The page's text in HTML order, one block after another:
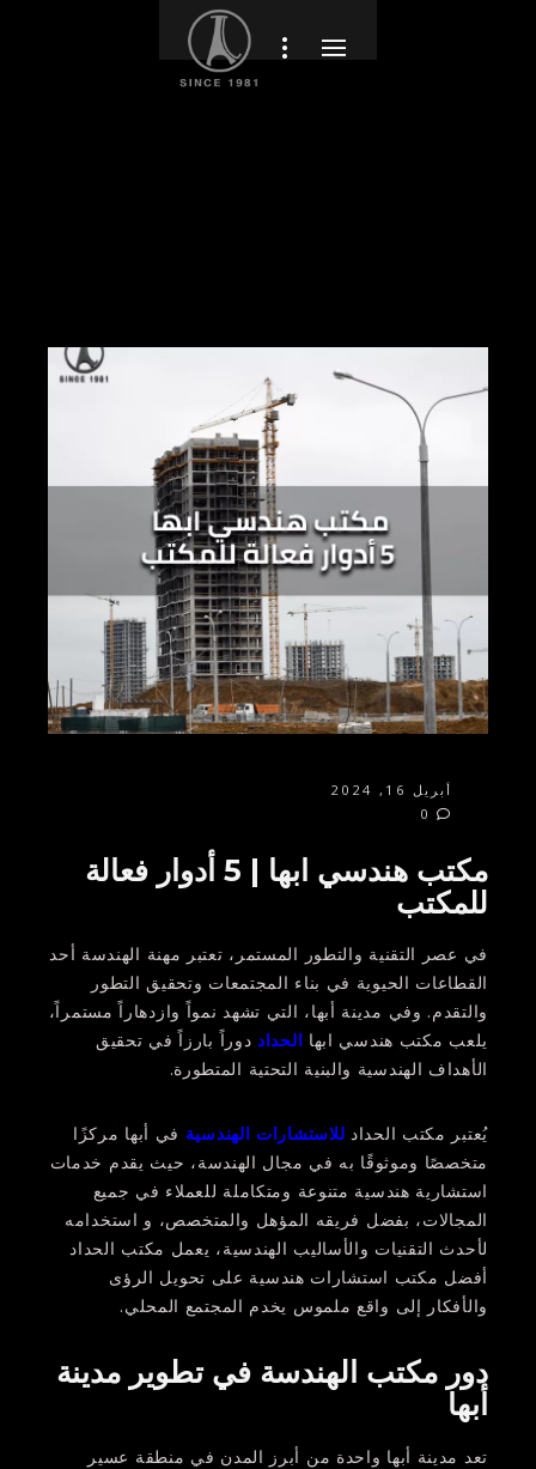
أبريل 16, 2024
مكتب هندسي ابها | 5 أدوار فعالة
للمكتب
في عصر التقنية والتطور المستمر، تعتبر مهنة الهندسة أحد
القطاعات الحيوية في بناء المجتمعات وتحقيق التطور
والتقدم. وفي مدينة أبها، التي تشهد نمواً وازدهاراً مستمراً،
يلعب مكتب هندسي ابها الحداددوراً بارزاً في تحقيق
الأهداف الهندسية والبنية التحتية المتطورة.
يُعتبر مكتب الحداد للاستشارات الهندسية في أبها مركزًا
متخصصًا وموثوقًا به في مجال الهندسة، حيث يقدم خدمات
استشارية هندسية متنوعة ومتكاملة للعملاء في جميع
المجالات، بفضل فريقه المؤهل والمتخصص، و استخدامه
لأحدث التقنيات والأساليب الهندسية، يعمل مكتب الحداد
أفضل مكتب استشارات هندسية على تحويل الرؤى
والأفكار إلى واقع ملموس يخدم المجتمع المحلي.
دور مكتب الهندسة في تطوير مدينة
أبها
تعد مدينة أبها واحدة من أبرز المدن في منطقة عسير